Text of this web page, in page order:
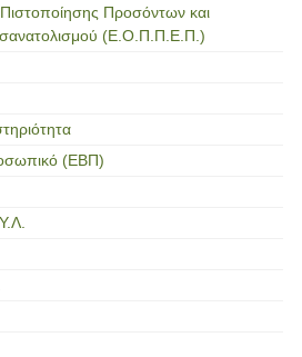
Προσόντων και
(Ε.Ο.Π.Π.Ε.Π.)
(ΕΒΠ)